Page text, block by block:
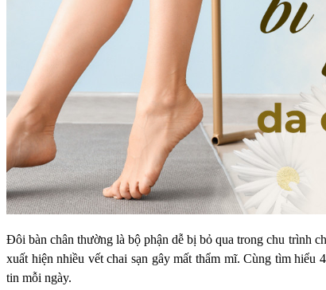
Đôi bàn chân thường là bộ phận dễ bị bỏ qua trong chu trình
xuất hiện nhiều vết chai sạn gây mất thẩm mĩ. Cùng tìm hiểu
tin mỗi ngày.